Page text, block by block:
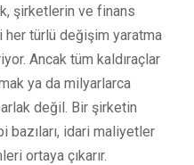
şirketlerin ve finans
her türlü değişim yaratma
Ancak tüm kaldıraçlar
ya da milyarlarca
değil. Bir şirketin
bazıları, idari maliyetler
ortaya çıkarır.